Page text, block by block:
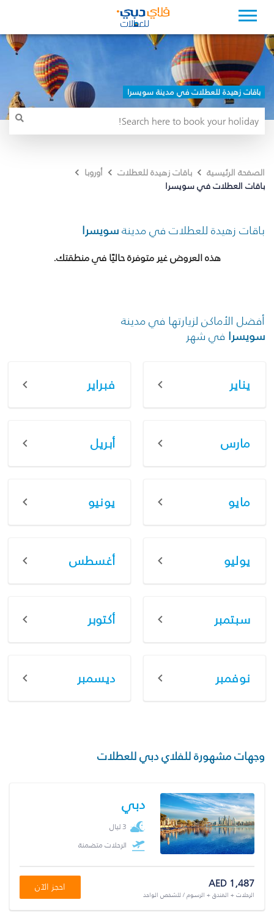
باقات زهيدة للعطلات في مدينة سويسرا
الصفحة الرئيسية باقات زهيدة للعطلات
أوروبا
باقات العطلات في سويسرا
باقات زهيدة للعطلات في مدينةسويسرا
هذه العروض غير متوفرة حاليًا في منطقتك.
أفضل الأماكن لزيارتها في مدينة
سويسرا في شهر
يناير فبراير
مارس أبريل
مايو يونيو
يوليو أغسطس
سبتمبر أكتوبر
نوفمبر ديسمبر
وجهات مشهورة للفلاي دبي للعطلات
دبي
3 ليال
الرحلات متضمنة
AED 1,487
الرحلات + الفندق + الرسوم / للشخص الواحد
احجز الآن